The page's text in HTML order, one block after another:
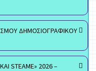
ΔΗΜΟΣΙΟΓΡΑΦΙΚΟΥ
STEAME» 2026 –